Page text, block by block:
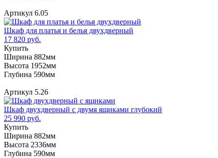
Артикул 6.05
Шкаф для платья и белья двухдверный
17 820 руб.
Купить
Ширина 882мм
Высота 1952мм
Глубина 590мм
Артикул 5.26
Шкаф двухдверный с двумя ящиками глубокий
25 990 руб.
Купить
Ширина 882мм
Высота 2336мм
Глубина 590мм